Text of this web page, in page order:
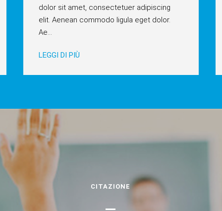
dolor sit amet, consectetuer adipiscing
elit. Aenean commodo ligula eget dolor.
Ae
LEGGI DI PIÙ
CITAZIONE